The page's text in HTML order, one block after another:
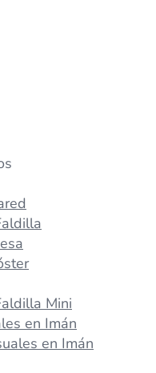
Mini
en Imán
en Imán